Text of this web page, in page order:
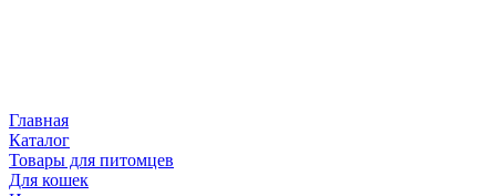
Главная
Каталог
Товары для питомцев
Для кошек